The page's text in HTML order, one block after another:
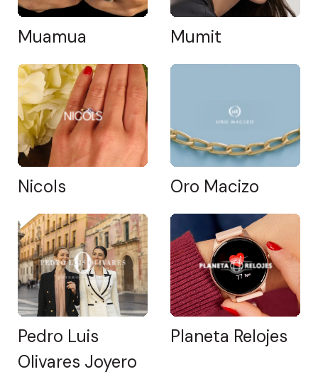
Muamua Mumit
Nicols Oro Macizo
Pedro Luis
Olivares Joyero
Planeta Relojes